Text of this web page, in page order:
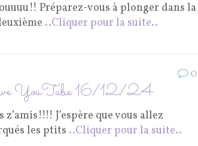
Préparez-vous à plonger dans la
..Cliquer pour la suite..
0
live YouTube 16/12/24
J’espère que vous allez
les ptits ..Cliquer pour la suite..